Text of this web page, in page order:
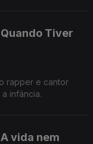
Tiver
rapper e cantor
infância.
vida nem